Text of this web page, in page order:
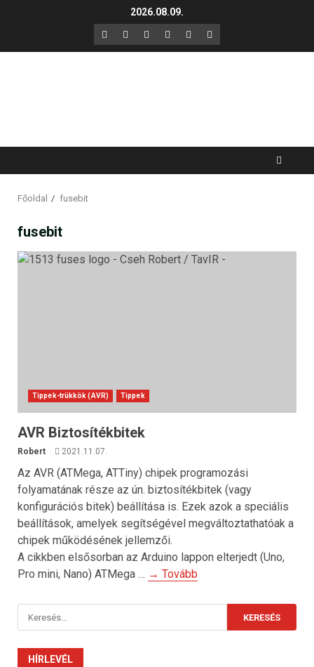
2026.08.09.
F X LinkedIn
YouTube
Instagram
GitHub
Főoldal fusebit
fusebit
Tippek-trükkök (AVR) Tippek
AVR Biztosítékbitek
Robert 2021.11.07.
Az AVR (ATMega, ATTiny) chipek programozási
folyamatának része az ún. biztosítékbitek (vagy
konfigurációs bitek) beállítása is. Ezek azok a speciális
beállítások, amelyek segítségével megváltoztathatóak a
chipek működésének jellemzői.
A cikkben elsősorban az Arduino lappon elterjedt (Uno,
Pro mini, Nano) ATMega … → Tovább
Keresés:
HÍRLEVÉL